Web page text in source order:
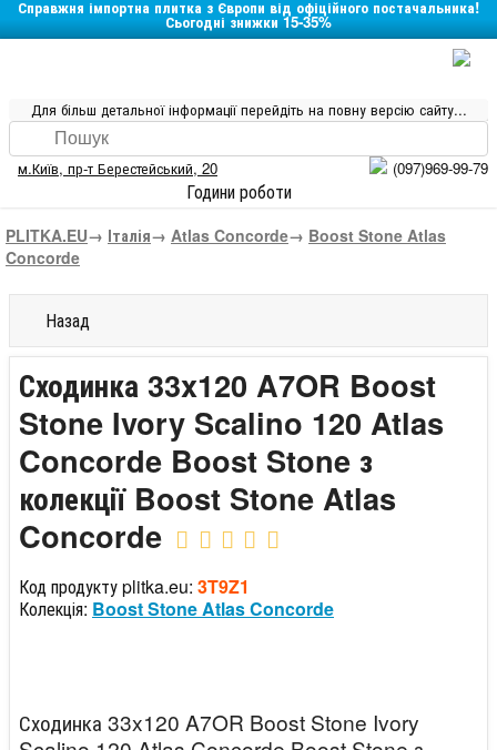
Справжня імпортна плитка з Європи від офіційного постачальника!
Сьогодні знижки 15-35%
Для більш детальної інформації перейдіть на повну версію сайту...
м.Київ, пр-т Берестейський, 20 (097)969-99-79
Години роботи
PLITKA.EU→ Італія→ Atlas Concorde→ Boost Stone Atlas
Concorde
Назад
Сходинка 33x120 A7OR Boost
Stone Ivory Scalino 120 Atlas
Concorde Boost Stone з
колекції Boost Stone Atlas
Concorde
Код продукту plitka.eu: 3T9Z1
Колекція: Boost Stone Atlas Concorde
Сходинка 33x120 A7OR Boost Stone Ivory